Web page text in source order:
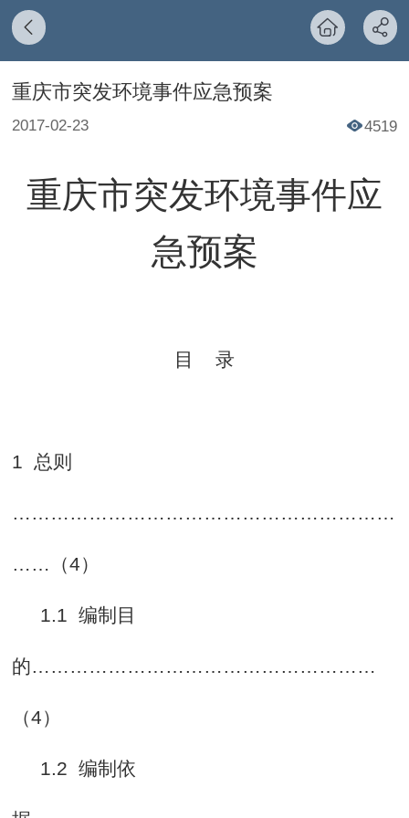
重庆市突发环境事件应急预案
2017-02-23 4519
重庆市突发环境事件应
急预案
目 录
1 总则
……………………………………………………
……（4）
1.1 编制目
的………………………………………………
（4）
1.2 编制依